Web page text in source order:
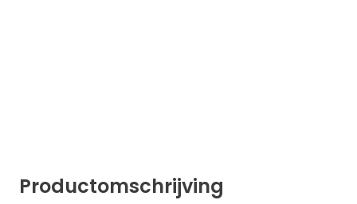
Productomschrijving